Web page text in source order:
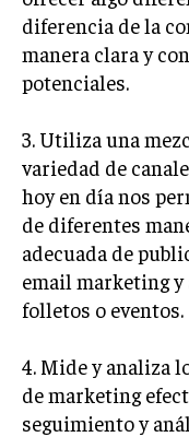
DERECHO
GOBIERNO
NEGOCIOS
ESTRATEGIAS
MARKETING
MARKETING
FRANQUICIAS
MARKETING
diferencia de la
manera clara y
potenciales.
3. Utiliza una
variedad de
hoy en día nos
de diferentes
adecuada de
email marketing
folletos o eventos.
4. Mide y analiza
de marketing
seguimiento y